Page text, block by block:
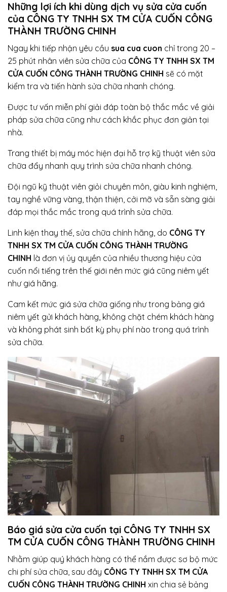
Những lợi ích khi dùng dịch vụ sửa cửa cuốn
của CÔNG TY TNHH SX TM CỬA CUỐN CÔNG
THÀNH TRƯỜNG CHINH
Ngay khi tiếp nhận yêu cầu sua cua cuon chỉ trong 20 –
25 phút nhân viên sửa chữa của CÔNG TY TNHH SX TM
CỬA CUỐN CÔNG THÀNH TRƯỜNG CHINH sẽ có mặt
kiểm tra và tiến hành sửa chữa nhanh chóng.
Được tư vấn miễn phí giải đáp toàn bộ thắc mắc về giải
pháp sửa chữa cũng như cách khắc phục đơn giản tại
nhà.
Trang thiết bị máy móc hiện đại hỗ trợ kỹ thuật viên sửa
chữa đẩy nhanh quy trình sửa chữa nhanh chóng.
Đội ngũ kỹ thuật viên giỏi chuyên môn, giàu kinh nghiệm,
tay nghề vững vàng, thận thiện, cởi mỡ và sẵn sàng giải
đáp mọi thắc mắc trong quá trình sửa chữa.
Linh kiện thay thế, sửa chữa chính hãng, do CÔNG TY
TNHH SX TM CỬA CUỐN CÔNG THÀNH TRƯỜNG
CHINH là đơn vị ủy quyền của nhiều thương hiệu cửa
cuốn nổi tiếng trên thế giới nên mức giá cũng niêm yết
như giá hãng.
Cam kết mức giá sửa chữa giống như trong bảng giá
niêm yết gửi khách hàng, không chặt chém khách hàng
và không phát sinh bất kỳ phụ phí nào trong quá trình
sửa chữa.
Báo giá sửa cửa cuốn tại CÔNG TY TNHH SX
TM CỬA CUỐN CÔNG THÀNH TRƯỜNG CHINH
Nhằm giúp quý khách hàng có thể nắm được sơ bộ mức
chi phí sửa chữa, sau đây CÔNG TY TNHH SX TM CỬA
CUỐN CÔNG THÀNH TRƯỜNG CHINH xin chia sẻ bảng